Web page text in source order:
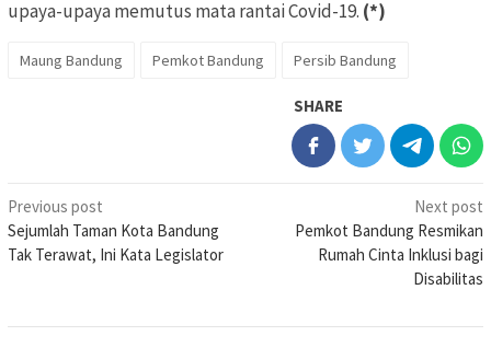
upaya-upaya memutus mata rantai Covid-19. (*)
Maung Bandung Pemkot Bandung Persib Bandung
SHARE
Post
navigation
Previous post
Sejumlah Taman Kota Bandung
Tak Terawat, Ini Kata Legislator
Next post
Pemkot Bandung Resmikan
Rumah Cinta Inklusi bagi
Disabilitas